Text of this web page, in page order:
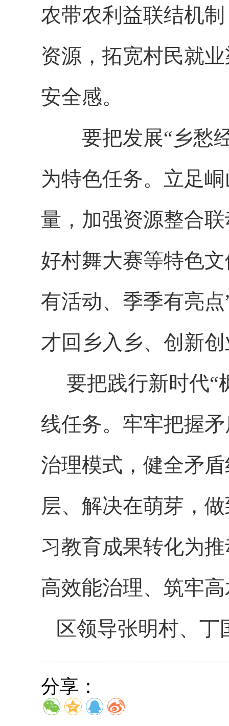
农带农利益联结机
资源，拓宽村民就
安全感。
要把发展“乡愁
为特色任务。立足
量，加强资源整合
好村舞大赛等特色
有活动、季季有亮
才回乡入乡、创新
要把践行新时代“
线任务。牢牢把握
治理模式，健全矛
层、解决在萌芽，
习教育成果转化为
高效能治理、筑牢
区领导张明村、丁
分享：